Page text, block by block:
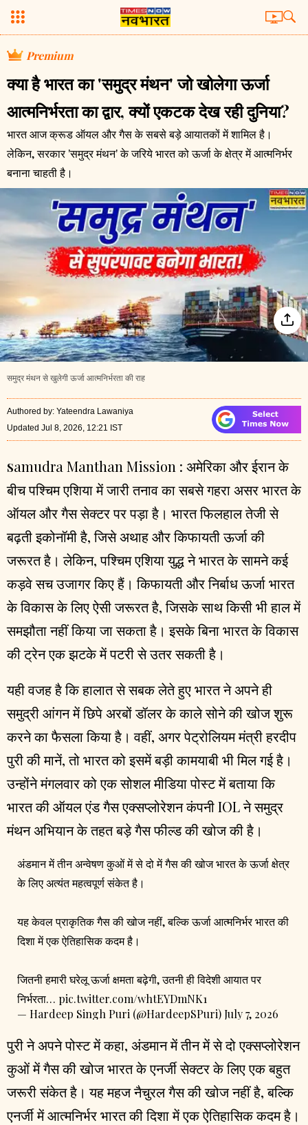
Premium
क्या है भारत का 'समुद्र मंथन' जो खोलेगा ऊर्जा
आत्मनिर्भरता का द्वार, क्यों एकटक देख रही दुनिया?
भारत आज क्रूड ऑयल और गैस के सबसे बड़े आयातकों में शामिल है।
लेकिन, सरकार 'समुद्र मंथन' के जरिये भारत को ऊर्जा के क्षेत्र में आत्मनिर्भर
बनाना चाहती है।
समुद्र मंथन से खुलेगी ऊर्जा आत्मनिर्भरता की राह
Authored by: Yateendra Lawaniya
Updated Jul 8, 2026, 12:21 IST
Samudra Manthan Mission : अमेरिका और ईरान के
बीच पश्चिम एशिया में जारी तनाव का सबसे गहरा असर भारत के
ऑयल और गैस सेक्टर पर पड़ा है। भारत फिलहाल तेजी से
बढ़ती इकोनॉमी है, जिसे अथाह और किफायती ऊर्जा की
जरूरत है। लेकिन, पश्चिम एशिया युद्ध ने भारत के सामने कई
कड़वे सच उजागर किए हैं। किफायती और निर्बाध ऊर्जा भारत
के विकास के लिए ऐसी जरूरत है, जिसके साथ किसी भी हाल में
समझौता नहीं किया जा सकता है। इसके बिना भारत के विकास
की ट्रेन एक झटके में पटरी से उतर सकती है।
यही वजह है कि हालात से सबक लेते हुए भारत ने अपने ही
समुद्री आंगन में छिपे अरबों डॉलर के काले सोने की खोज शुरू
करने का फैसला किया है। वहीं, अगर पेट्रोलियम मंत्री हरदीप
पुरी की मानें, तो भारत को इसमें बड़ी कामयाबी भी मिल गई है।
उन्होंने मंगलवार को एक सोशल मीडिया पोस्ट में बताया कि
भारत की ऑयल एंड गैस एक्सप्लोरेशन कंपनी IOL ने समुद्र
मंथन अभियान के तहत बड़े गैस फील्ड की खोज की है।
अंडमान में तीन अन्वेषण कुओं में से दो में गैस की खोज भारत के ऊर्जा क्षेत्र
के लिए अत्यंत महत्वपूर्ण संकेत है।
यह केवल प्राकृतिक गैस की खोज नहीं, बल्कि ऊर्जा आत्मनिर्भर भारत की
दिशा में एक ऐतिहासिक कदम है।
जितनी हमारी घरेलू ऊर्जा क्षमता बढ़ेगी, उतनी ही विदेशी आयात पर
निर्भरता… pic.twitter.com/whtEYDmNK1
— Hardeep Singh Puri (@HardeepSPuri)July 7, 2026
पुरी ने अपने पोस्ट में कहा, अंडमान में तीन में से दो एक्सप्लोरेशन
कुओं में गैस की खोज भारत के एनर्जी सेक्टर के लिए एक बहुत
जरूरी संकेत है। यह महज नैचुरल गैस की खोज नहीं है, बल्कि
एनर्जी में आत्मनिर्भर भारत की दिशा में एक ऐतिहासिक कदम है।